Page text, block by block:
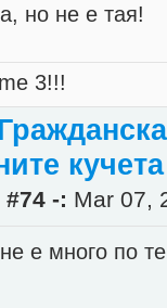
но не е тая!
3!!!
кучета
-: Mar 07,
е много по